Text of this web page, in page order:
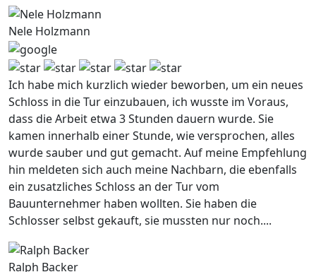
Nele Holzmann
Ich habe mich kurzlich wieder beworben, um ein neues
Schloss in die Tur einzubauen, ich wusste im Voraus,
dass die Arbeit etwa 3 Stunden dauern wurde. Sie
kamen innerhalb einer Stunde, wie versprochen, alles
wurde sauber und gut gemacht. Auf meine Empfehlung
hin meldeten sich auch meine Nachbarn, die ebenfalls
ein zusatzliches Schloss an der Tur vom
Bauunternehmer haben wollten. Sie haben die
Schlosser selbst gekauft, sie mussten nur noch....
Ralph Backer